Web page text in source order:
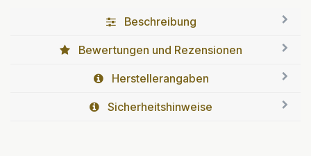
Beschreibung
Bewertungen und Rezensionen
Herstellerangaben
Sicherheitshinweise